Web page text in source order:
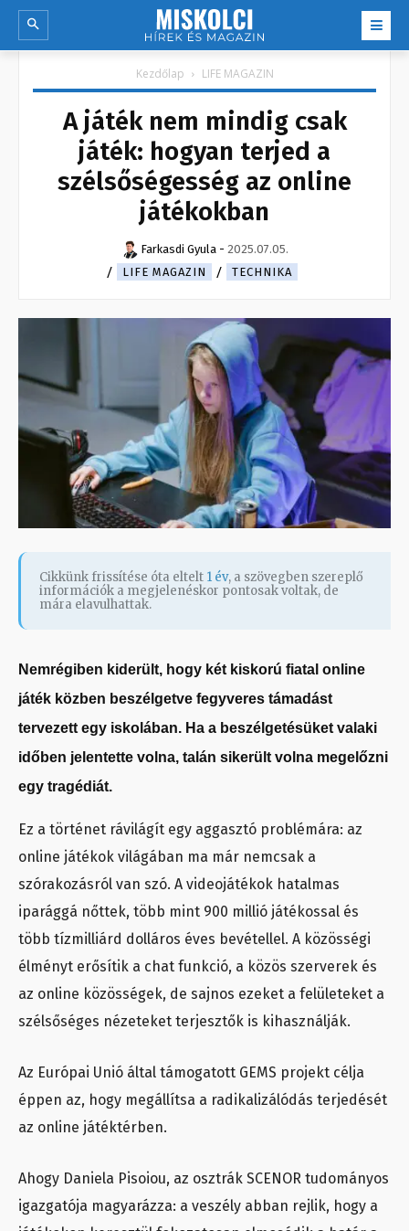
Kezdőlap LIFE MAGAZIN
A játék nem mindig csak
játék: hogyan terjed a
szélsőségesség az online
játékokban
Farkasdi Gyula - 2025.07.05.
LIFE MAGAZIN
TECHNIKA
Cikkünk frissítése óta eltelt 1 év, a szövegben szereplő
információk a megjelenéskor pontosak voltak, de
mára elavulhattak.
Nemrégiben kiderült, hogy két kiskorú fiatal online
játék közben beszélgetve fegyveres támadást
tervezett egy iskolában. Ha a beszélgetésüket valaki
időben jelentette volna, talán sikerült volna megelőzni
egy tragédiát.
Ez a történet rávilágít egy aggasztó problémára: az
online játékok világában ma már nemcsak a
szórakozásról van szó. A videojátékok hatalmas
iparággá nőttek, több mint 900 millió játékossal és
több tízmilliárd dolláros éves bevétellel. A közösségi
élményt erősítik a chat funkció, a közös szerverek és
az online közösségek, de sajnos ezeket a felületeket a
szélsőséges nézeteket terjesztők is kihasználják.
Az Európai Unió által támogatott GEMS projekt célja
éppen az, hogy megállítsa a radikalizálódás terjedését
az online játéktérben.
Ahogy Daniela Pisoiou, az osztrák SCENOR tudományos
igazgatója magyarázza: a veszély abban rejlik, hogy a